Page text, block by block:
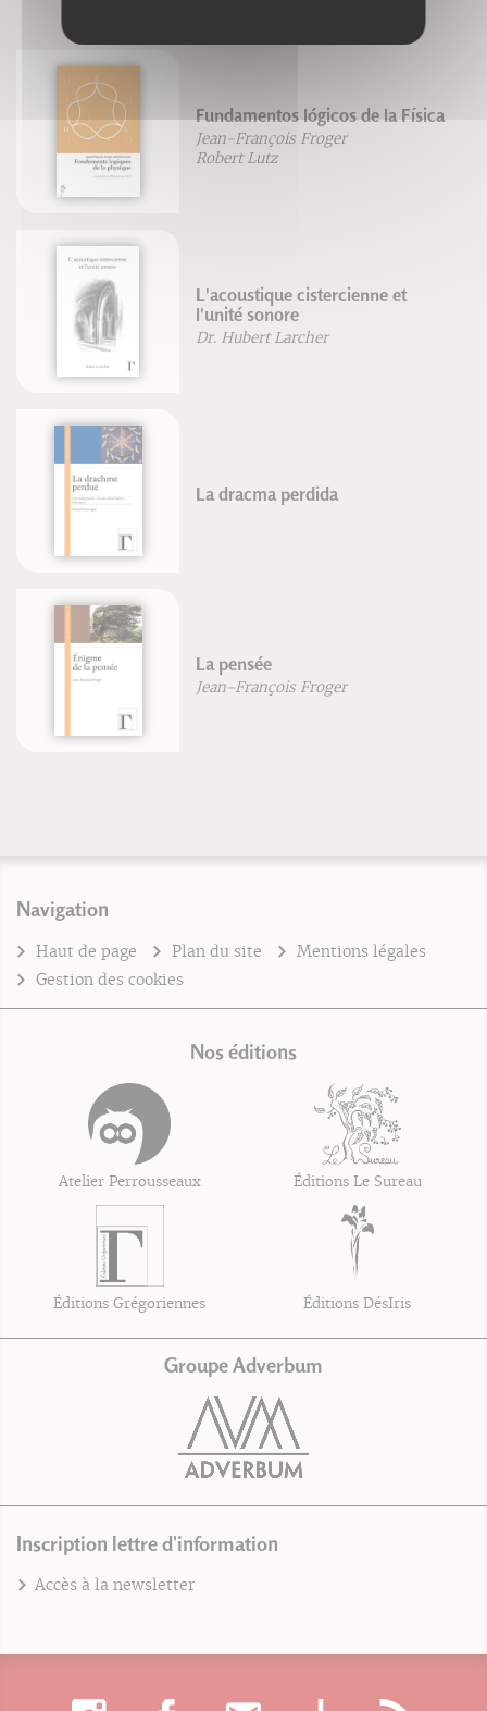
Fundamentos lógicos de la Física
Jean-François Froger
Robert Lutz
L'acoustique cistercienne et
l'unité sonore
Dr. Hubert Larcher
La dracma perdida
La pensée
Jean-François Froger
Navigation
Haut de page Plan du site
Mentions légales
Gestion des cookies
Nos éditions
Atelier Perrousseaux Éditions Le Sureau
Éditions Grégoriennes Éditions DésIris
Groupe Adverbum
Inscription lettre d'information
Accès à la newsletter